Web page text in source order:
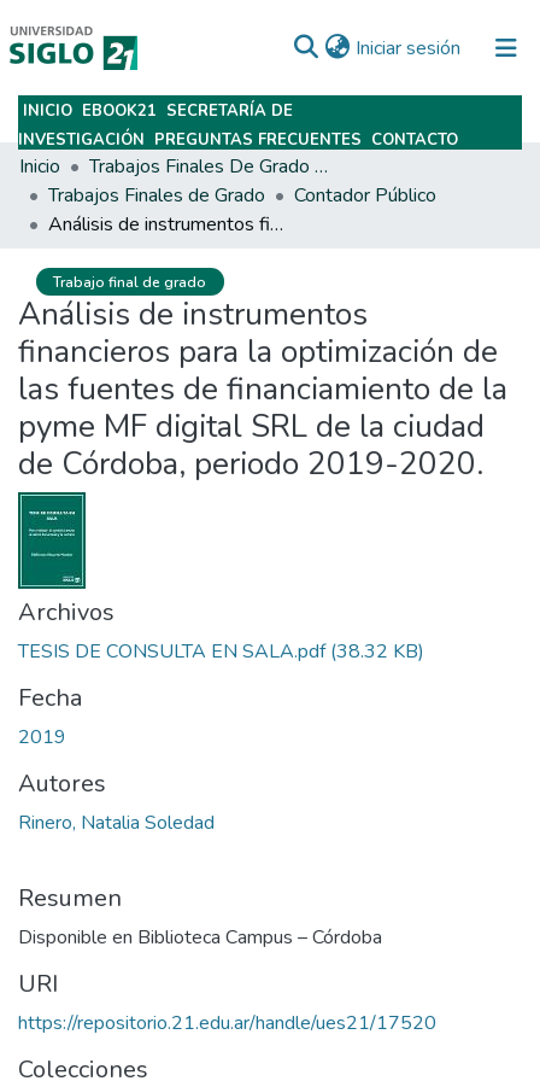
Iniciar sesión (current)
Subir
INICIO EBOOK21 SECRETARÍA DE
INVESTIGACIÓN PREGUNTAS FRECUENTES CONTACTO
Inicio
Trabajos Finales De Grado Y Posgrado
Trabajos Finales de Grado
Contador Público
Análisis de instrumentos financieros para la optimización de las fuentes de financiamiento de la pyme MF digital SRL de la ciudad de Córdoba, periodo 2019-2020.
Trabajo final de grado
Análisis de instrumentos
financieros para la optimización de
las fuentes de financiamiento de la
pyme MF digital SRL de la ciudad
de Córdoba, periodo 2019-2020.
Archivos
TESIS DE CONSULTA EN SALA.pdf(38.32 KB)
Fecha
2019
Autores
Rinero, Natalia Soledad
Resumen
Disponible en Biblioteca Campus – Córdoba
URI
https://repositorio.21.edu.ar/handle/ues21/17520
Colecciones